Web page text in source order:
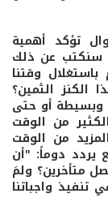
تؤكد أهمية
سنكتب عن ذلك
وقتنا
الثمين؟
وبسيطة أو حتى
من الوقت
من الوقت
يردد دوماً: "أن
متأخرين؟ ولمَ
واجباتنا